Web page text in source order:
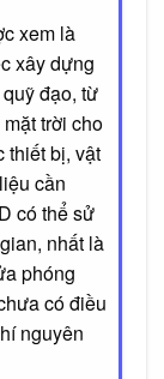
xem là
xây dựng
đạo, từ
trời cho
thiết bị, vật
cần
có thể sử
nhất là
phóng
có điều
nguyên